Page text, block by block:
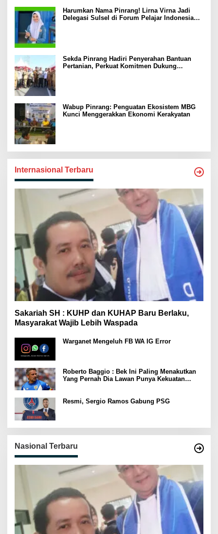
Harumkan Nama Pinrang! Lirna Virna Jadi
Delegasi Sulsel di Forum Pelajar Indonesia
Sekda Pinrang Hadiri Penyerahan Bantuan
Pertanian, Perkuat Komitmen Dukung
Wabup Pinrang: Penguatan Ekosistem MBG
Kunci Menggerakkan Ekonomi Kerakyatan
Internasional Terbaru
Sakariah SH : KUHP dan KUHAP Baru Berlaku,
Masyarakat Wajib Lebih Waspada
Warganet Mengeluh FB WA IG Error
Roberto Baggio : Bek Ini Paling Menakutkan
Yang Pernah Dia Lawan Punya Kekuatan
Resmi, Sergio Ramos Gabung PSG
Nasional Terbaru